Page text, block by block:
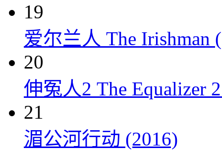
19
爱尔兰人 The Irishman
20
伸冤人2 The Equalizer
21
湄公河行动 (2016)